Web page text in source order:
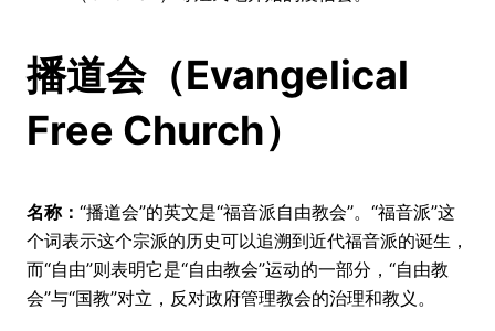
播道会（Evangelical
Free Church）
名称： “播道会”的英文是“福音派自由教会”。“福音派”这
个词表示这个宗派的历史可以追溯到近代福音派的诞生，
而“自由”则表明它是“自由教会”运动的一部分，“自由教
会”与“国教”对立，反对政府管理教会的治理和教义。